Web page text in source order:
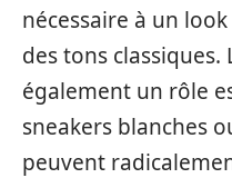
nécessaire à un
des tons classiques.
également un rôle
sneakers blanches
peuvent